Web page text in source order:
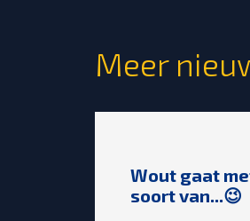
Meer
Wout gaat
soort van...😉